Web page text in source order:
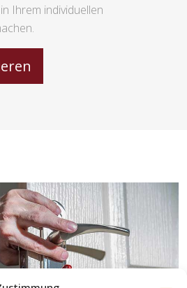
Ihrem individuellen